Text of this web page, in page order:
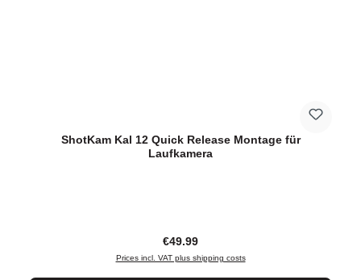
ShotKam Kal 12 Quick Release Montage für
Laufkamera
Regular price:
€49.99
Prices incl. VAT plus shipping costs